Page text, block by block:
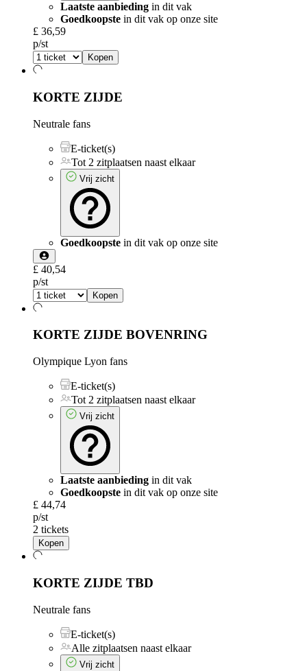
Laatste aanbieding in dit vak
Goedkoopste in dit vak op onze site
£ 36,59
p/st
Kopen
KORTE ZIJDE
Neutrale fans
E-ticket(s)
Tot 2 zitplaatsen naast elkaar
Vrij zicht
Goedkoopste in dit vak op onze site
£ 40,54
p/st
Kopen
KORTE ZIJDE BOVENRING
Olympique Lyon fans
E-ticket(s)
Tot 2 zitplaatsen naast elkaar
Vrij zicht
Laatste aanbieding in dit vak
Goedkoopste in dit vak op onze site
£ 44,74
p/st
2 tickets
Kopen
KORTE ZIJDE TBD
Neutrale fans
E-ticket(s)
Alle zitplaatsen naast elkaar
Vrij zicht